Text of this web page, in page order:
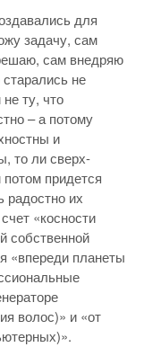
для
задачу, сам
сам внедряю
не
ту, что
– а потому
и
то ли сверх-
придется
радостно их
«косности
собственной
«впереди планеты
волос)» и «от